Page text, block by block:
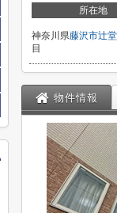
所在地
神奈川県藤沢市辻
目
物件情報